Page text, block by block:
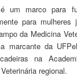
um marco para
para mulheres
da Medicina
marcante da
na
regional.